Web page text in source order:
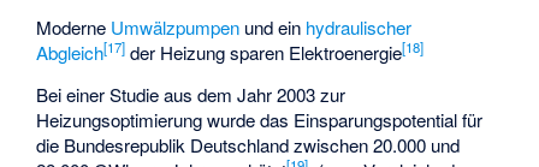
Moderne Umwälzpumpen und ein hydraulischer
Abgleich[17] der Heizung sparen Elektroenergie[18]
Bei einer Studie aus dem Jahr 2003 zur
Heizungsoptimierung wurde das Einsparungspotential für
die Bundesrepublik Deutschland zwischen 20.000 und